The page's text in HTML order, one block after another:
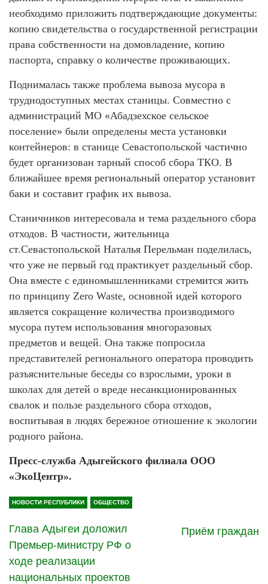
необходимо приложить подтверждающие документы:
копию свидетельства о государственной регистрации
права собственности на домовладение, копию
паспорта, справку о количестве проживающих.
Поднималась также проблема вывоза мусора в
труднодоступных местах станицы. Совместно с
администраций МО «Абадзехское сельское
поселение» были определены места установки
контейнеров: в станице Севастопольской частично
будет организован тарный способ сбора ТКО. В
ближайшее время региональный оператор установит
баки и составит график их вывоза.
Станичников интересовала и тема раздельного сбора
отходов. В частности, жительница
ст.Севастопольской Наталья Перельман поделилась,
что уже не первый год практикует раздельный сбор.
Она вместе с единомышленниками стремится жить
по принципу Zero Waste, основной идей которого
является сокращение количества производимого
мусора путем использования многоразовых
предметов и вещей. Она также попросила
представителей регионального оператора проводить
разъяснительные беседы со взрослыми, уроки в
школах для детей о вреде несанкционированных
свалок и пользе раздельного сбора отходов,
воспитывая в людях бережное отношение к экологии
родного района.
Пресс-служба Адыгейского филиала ООО
«ЭкоЦентр».
НОВОСТИ РЕСПУБЛИКИ ОБЩЕСТВО
Глава Адыгеи доложил
Премьер-министру РФ о
ходе реализации
национальных проектов
Приём граждан